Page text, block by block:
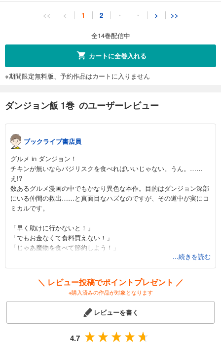
ダンジョン飯 11巻
ダンジョン飯 12巻
完結
試し読み
792
円 (税込)
カート
試し読み
あらすじを表示する
792円 (税込)
完結
<< < 1 2 ・ ・ > >>
全14巻配信中
カートに全巻入れる
※期間限定無料版、予約作品はカートに入りません
ダンジョン飯 1巻 のユーザーレビュー
ブックライブ書店員
グルメ in ダンジョン！
チキンが無いならバジリスクを食べればいいじゃない。うん。……
え!?
数あるグルメ漫画の中でもかなり異色な本作。目的はダンジョン深部
にいる仲間の救出……と真面目なハズなのですが、その道中が実にコ
ミカルです。
「早く助けに行かないと！」
「でもお金なくて食料買えない！」
「じゃあ魔物を食べて節約しよう！」
そんな流れで冒険開始。エルフやドワーフと共に剣や魔法で戦い、ダ
ンジョン内の魔物を比喩ではなく文字通り「料理」しつつ進んで行き
ます。「ただ焼くだけ」などではなく「しっかり調理して美味しく食
べる！」という姿勢がブレないのがまた楽しいですね。「食べてみよ
う！」「食べるの!?」みたいなボケと突っ込みがまた良い味出してて
実に美味しい、まさにイチ押しの一品です！
ダンジョンにグルメを求めるのは間違っているだろうか……ダンジョ
...続きを読む
＼ レビュー投稿でポイントプレゼント ／
※購入済みの作品が対象となります
レビューを書く
4.7